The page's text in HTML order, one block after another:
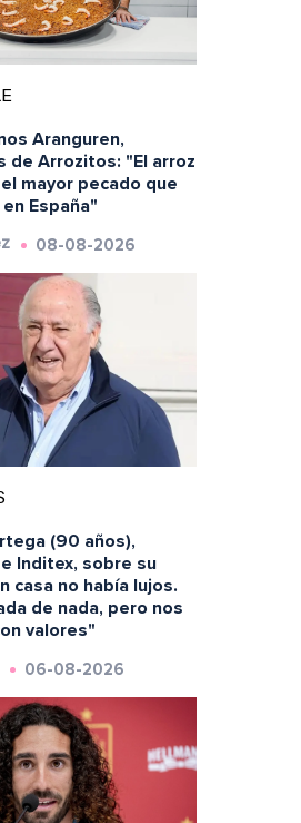
Aranguren,
de Arrozitos: "El arroz
mayor pecado que
España"
08-08-2026
(90 años),
Inditex, sobre su
casa no había lujos.
de nada, pero nos
valores"
06-08-2026